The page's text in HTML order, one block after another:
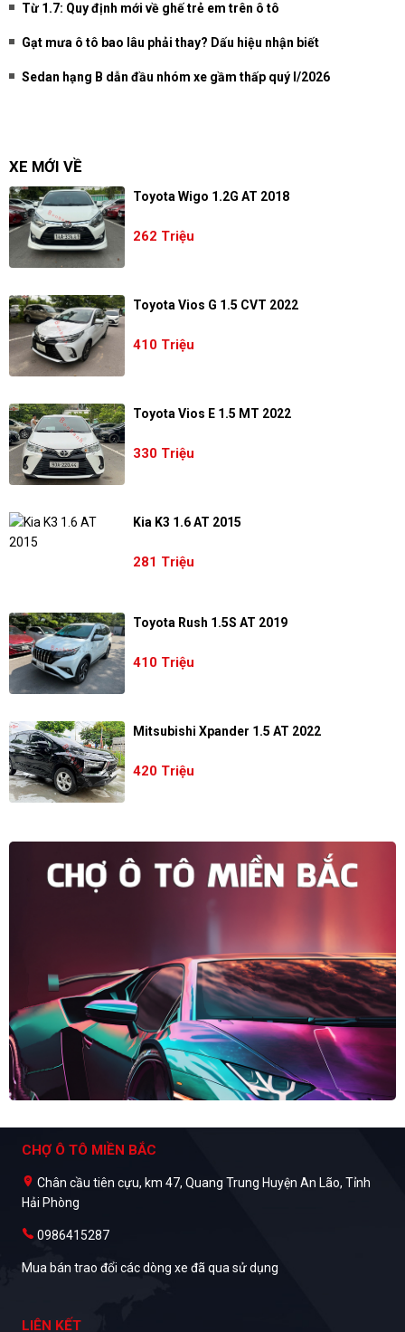
Từ 1.7: Quy định mới về ghế trẻ em trên ô tô
Gạt mưa ô tô bao lâu phải thay? Dấu hiệu nhận biết
Sedan hạng B dẫn đầu nhóm xe gầm thấp quý I/2026
XE MỚI VỀ
Toyota Wigo 1.2G AT 2018
262 Triệu
Toyota Vios G 1.5 CVT 2022
410 Triệu
Toyota Vios E 1.5 MT 2022
330 Triệu
Kia K3 1.6 AT 2015
281 Triệu
Toyota Rush 1.5S AT 2019
410 Triệu
Mitsubishi Xpander 1.5 AT 2022
420 Triệu
CHỢ Ô TÔ MIỀN BẮC
Chân cầu tiên cựu, km 47, Quang Trung Huyện An Lão, Tỉnh
Hải Phòng
0986415287
Mua bán trao đổi các dòng xe đã qua sử dụng
LIÊN KẾT